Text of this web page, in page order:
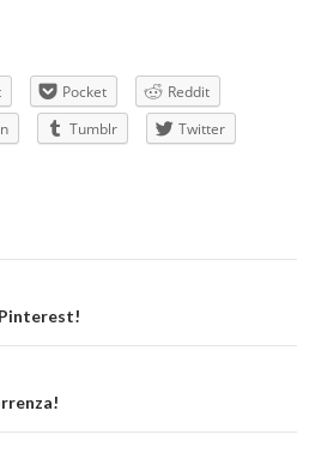
Pocket
Reddit
Tumblr
Twitter